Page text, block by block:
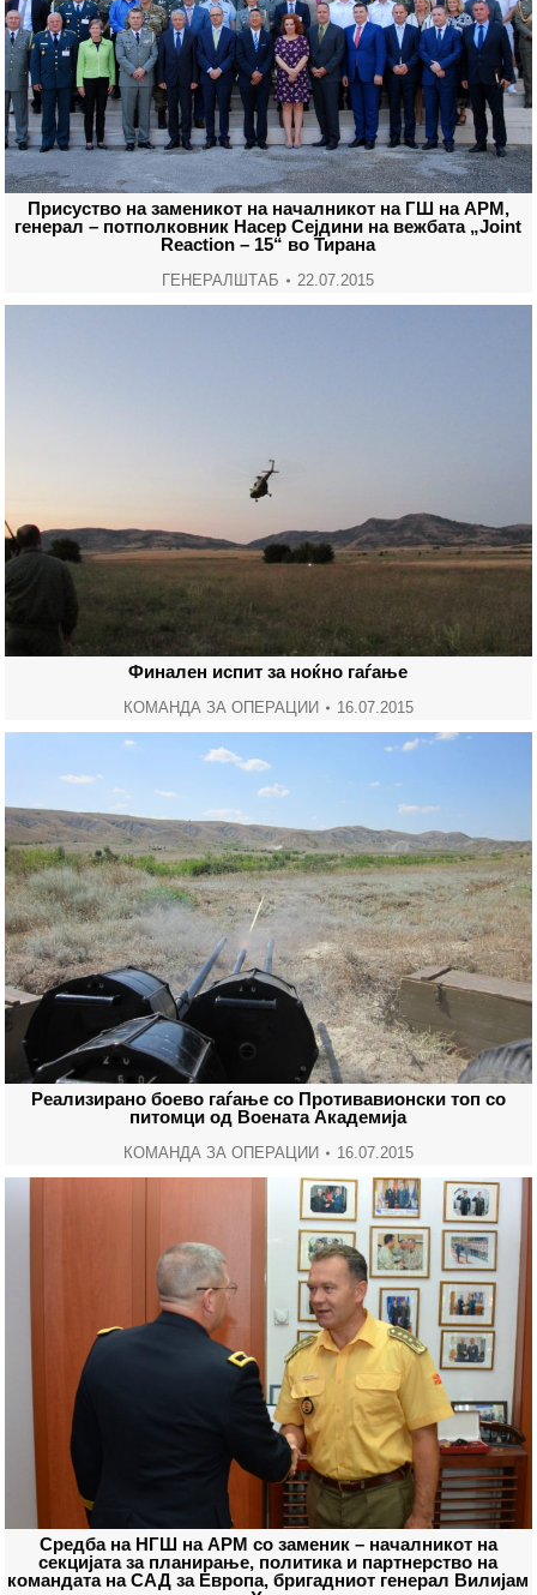
Присуство на заменикот на началникот на ГШ на АРМ,
генерал – потполковник Насер Сејдини на вежбата „Joint
Reaction – 15“ во Тирана
ГЕНЕРАЛШТАБ 22.07.2015
Финален испит за ноќно гаѓање
КОМАНДА ЗА ОПЕРАЦИИ 16.07.2015
Реализирано боево гаѓање со Противавионски топ со
питомци од Воената Академија
КОМАНДА ЗА ОПЕРАЦИИ 16.07.2015
Средба на НГШ на АРМ со заменик – началникот на
секцијата за планирање, политика и партнерство на
командата на САД за Европа, бригадниот генерал Вилијам